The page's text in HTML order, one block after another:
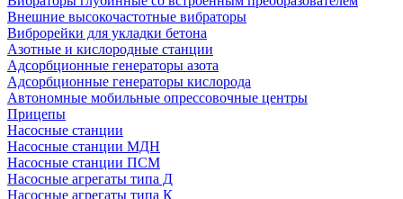
Внешние высокочастотные вибраторы
Виброрейки для укладки бетона
Азотные и кислородные станции
Адсорбционные генераторы азота
Адсорбционные генераторы кислорода
Автономные мобильные опрессовочные центры
Прицепы
Насосные станции
Насосные станции МДН
Насосные станции ПСМ
Насосные агрегаты типа Д
Насосные агрегаты типа К